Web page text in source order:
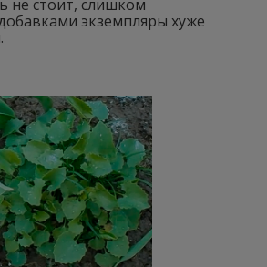
не стоит, слишком
экземпляры хуже